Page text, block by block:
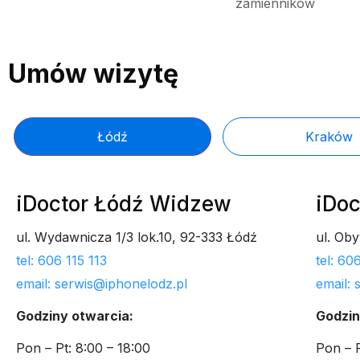
zamienników
Umów wizytę
Łódź Kraków
iDoctor Łódź Widzew
ul. Wydawnicza 1/3 lok.10, 92-333 Łódź
tel: 606 115 113
email: serwis@iphonelodz.pl
Godziny otwarcia:
Pon – Pt: 8:00 – 18:00
ul.
tel:
email:
Pon –